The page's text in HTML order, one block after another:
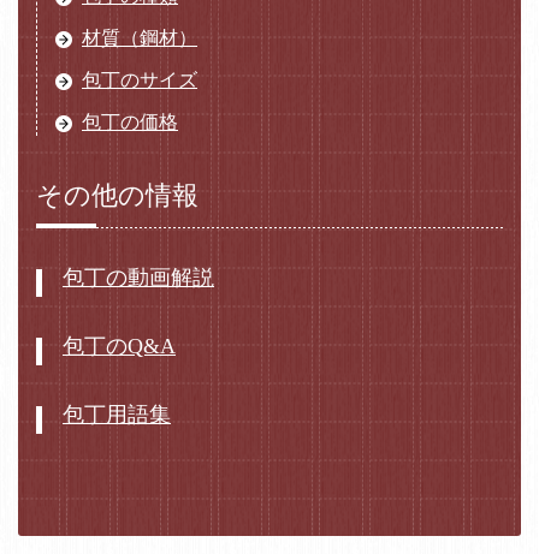
材質（鋼材）
包丁のサイズ
包丁の価格
その他の情報
包丁の動画解説
包丁のQ&A
包丁用語集